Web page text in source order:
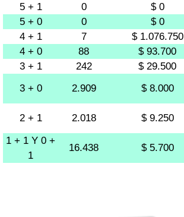
5 + 1
0 $ 0
5 + 0
0 $ 0
4 + 1
7 $ 1.076.750
4 + 0
88 $ 93.700
3 + 1
242 $ 29.500
3 + 0
2.909 $ 8.000
2 + 1
2.018 $ 9.250
1 + 1 Y 0 +
1
16.438 $ 5.700